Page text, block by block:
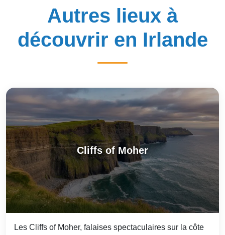
Autres lieux à
découvrir en Irlande
Cliffs of Moher
Les Cliffs of Moher, falaises spectaculaires sur la côte